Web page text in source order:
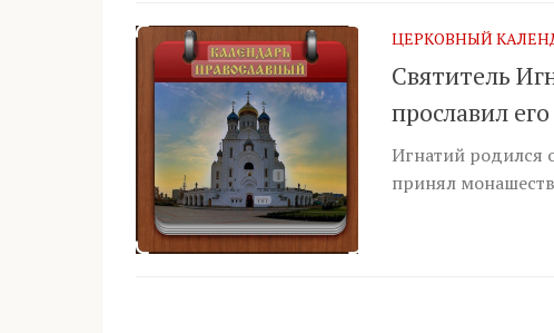
ЦЕРКОВНЫЙ
Святитель
прославил
Игнатий родился
принял